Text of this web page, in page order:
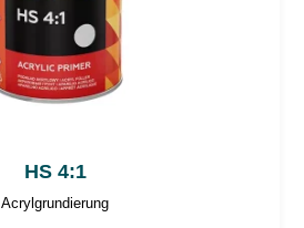
HS 4:1
Acrylgrundierung